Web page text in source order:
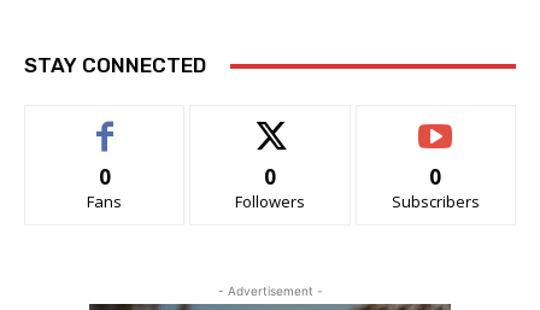
STAY CONNECTED
0
Fans
0
Followers
0
Subscribers
- Advertisement -